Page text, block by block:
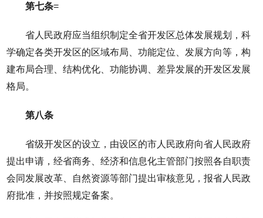
第七条=
省人民政府应当组织制定全省开发区总体发展规划，科
学确定各类开发区的区域布局、功能定位、发展方向等，构
建布局合理、结构优化、功能协调、差异发展的开发区发展
格局。
第八条
省级开发区的设立，由设区的市人民政府向省人民政府
提出申请，经省商务、经济和信息化主管部门按照各自职责
会同发展改革、自然资源等部门提出审核意见，报省人民政
府批准，并按照规定备案。